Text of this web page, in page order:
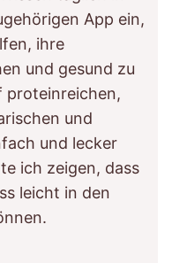
App ein,
ihre
und gesund zu
proteinreichen,
und
und lecker
ich zeigen, dass
leicht in den